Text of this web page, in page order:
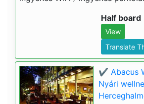
Half board
View
Translate
✔️ Abacus
Nyári